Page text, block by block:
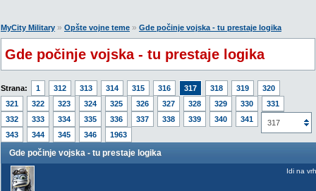
MyCity Military » Opšte vojne teme » Gde počinje vojska - tu prestaje logika
Gde počinje vojska - tu prestaje logika
Strana: 1 312 313 314 315 316 317 318 319
320
321
322 323 324 325 326 327 328 329 330
331
332
333 334 335 336 337 338 339 340 341
342
343
344 345 346 1963
317
Gde počinje vojska - tu prestaje logika
Idi na vrh